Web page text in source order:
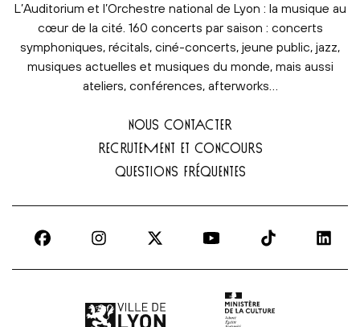
L’Auditorium et l’Orchestre national de Lyon : la musique au
cœur de la cité. 160 concerts par saison : concerts
symphoniques, récitals, ciné-concerts, jeune public, jazz,
musiques actuelles et musiques du monde, mais aussi
ateliers, conférences, afterworks…
NOUS CONTACTER
RECRUTEMENT ET CONCOURS
QUESTIONS FRÉQUENTES
Ville de Lyon | lien externeMinistère de la culture